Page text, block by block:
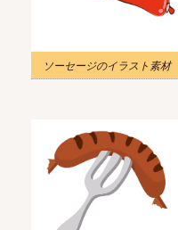
ソーセージのイラスト素材